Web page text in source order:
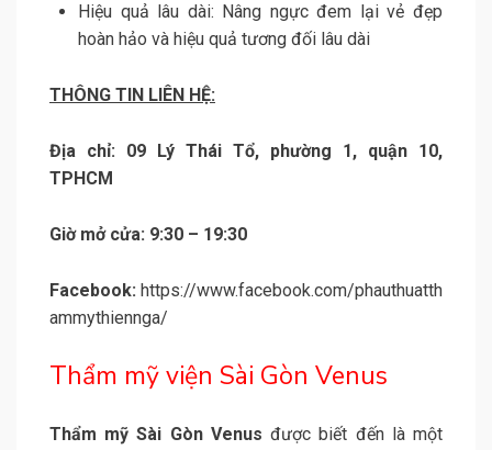
Hiệu quả lâu dài: Nâng ngực đem lại vẻ đẹp
hoàn hảo và hiệu quả tương đối lâu dài
THÔNG TIN LIÊN HỆ:
Địa chỉ: 09 Lý Thái Tổ, phường 1, quận 10,
TPHCM
Giờ mở cửa: 9:30 – 19:30
Facebook: https://www.facebook.com/phauthuatth
ammythiennga/
Thẩm mỹ viện Sài Gòn Venus
Thẩm mỹ Sài Gòn Venus được biết đến là một